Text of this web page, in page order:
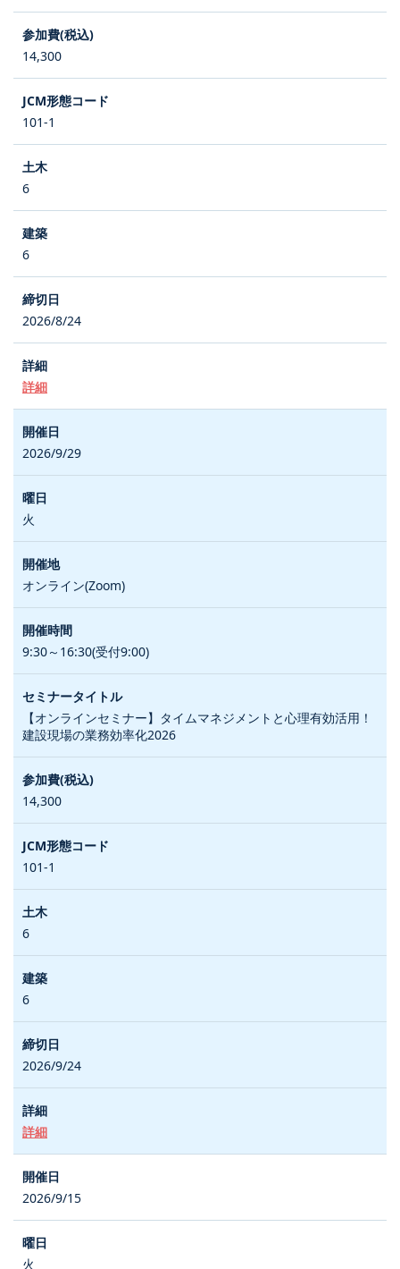
14,300
101-1
6
6
2026/8/24
詳細
2026/9/29
火
オンライン(Zoom)
9:30～16:30(受付9:00)
【オンラインセミナー】タイムマネジメントと心理有効活用！
建設現場の業務効率化2026
14,300
101-1
6
6
2026/9/24
詳細
2026/9/15
火